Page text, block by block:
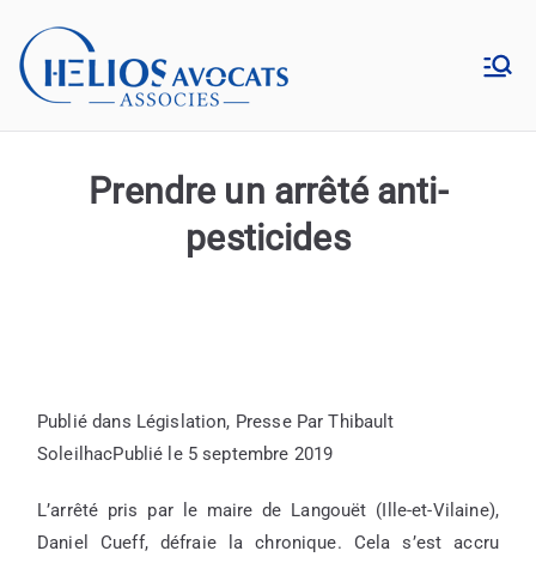
contenu
Cabinet d’avocats en droit
Prendre un arrêté anti-
pesticides
Publié dans Législation, PresseParThibault
SoleilhacPublié le 5 septembre 2019
L’arrêté pris par le maire de Langouët (Ille-et-Vilaine),
Daniel Cueff, défraie la chronique. Cela s’est accru